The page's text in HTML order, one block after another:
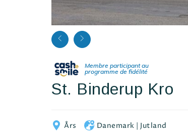
St. Binderup Kro
Års Danemark | Jutland